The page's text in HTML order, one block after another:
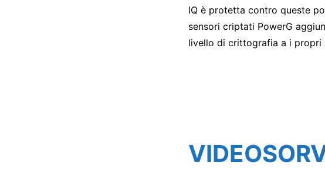
IQ è protetta contro queste
sensori criptati PowerG
livello di crittografia a i propri